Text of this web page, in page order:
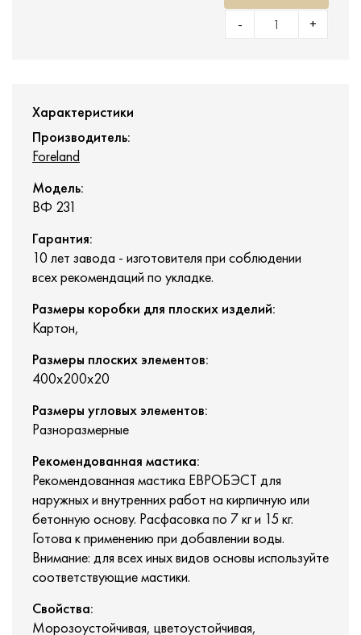
+
-
Характеристики
Производитель:
Foreland
Модель:
ВФ 231
Гарантия:
10 лет завода - изготовителя при соблюдении
всех рекомендаций по укладке.
Размеры коробки для плоских изделий:
Картон,
Размеры плоских элементов:
400х200х20
Размеры угловых элементов:
Разноразмерные
Рекомендованная мастика:
Рекомендованная мастика ЕВРОБЭСТ для
наружных и внутренних работ на кирпичную или
бетонную основу. Расфасовка по 7 кг и 15 кг.
Готова к применению при добавлении воды.
Внимание: для всех иных видов основы используйте
соответствующие мастики.
Свойства:
Морозоустойчивая, цветоустойчивая,